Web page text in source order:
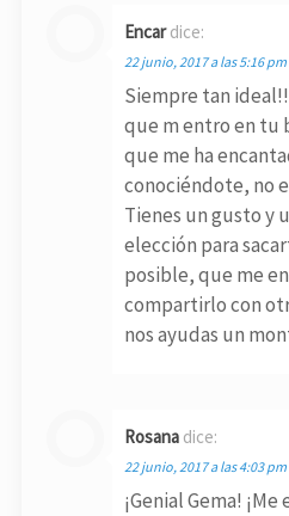
Encar dice:
22 junio, 2017 a las 5:16 pm
Siempre tan
que m entro en tu
que me ha
conociéndote, no
Tienes un gusto y
elección para
posible, que me
compartirlo con
nos ayudas un
Rosana dice:
22 junio, 2017 a las 4:03 pm
¡Genial Gema!